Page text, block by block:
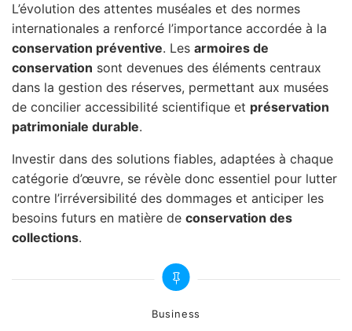
L’évolution des attentes muséales et des normes
internationales a renforcé l’importance accordée à la
conservation préventive. Les armoires de
conservation sont devenues des éléments centraux
dans la gestion des réserves, permettant aux musées
de concilier accessibilité scientifique et préservation
patrimoniale durable.
Investir dans des solutions fiables, adaptées à chaque
catégorie d’œuvre, se révèle donc essentiel pour lutter
contre l’irréversibilité des dommages et anticiper les
besoins futurs en matière de conservation des
collections.
Categories
Business